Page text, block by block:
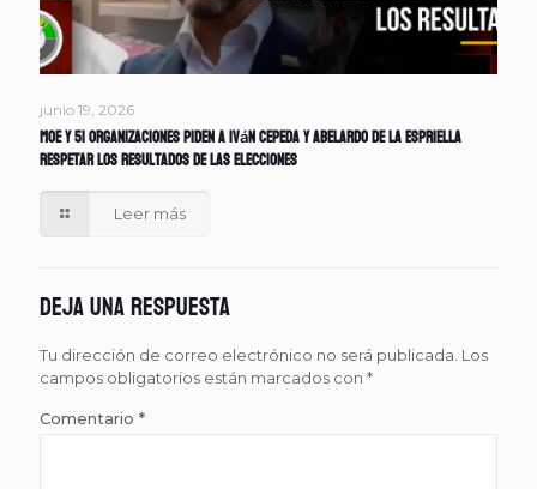
junio 19, 2026
MOE y 51 organizaciones piden a Iván Cepeda y Abelardo de la Espriella
respetar los resultados de las elecciones
Leer más
Deja una respuesta
Tu dirección de correo electrónico no será publicada. Los
campos obligatorios están marcados con *
Comentario *